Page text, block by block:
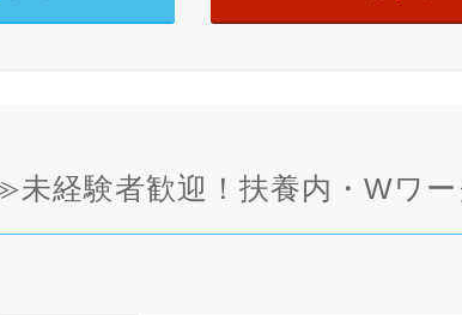
経験者歓迎！扶養内・Wワー